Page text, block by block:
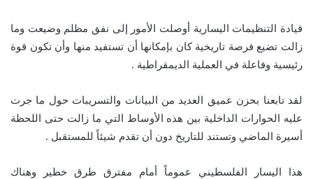
قيادة التنظيمات اليسارية أوصلت الأمور إلى نفق مظلم وضيعت وما
زالت تضيع فرصة تاريخية كان بإمكانها أن تستفيد منها وأن تكون قوة
رئيسية وفاعلة في العملية الديمقراطية .
لقد تابعنا بحزن عميق العديد من البيانات والتسريبات حول ما جرت
عليه الحوارات الداخلية بين هذه الأوساط التي ما زالت حتى اللحظة
أسيرة الماضي وتستند للتاريخ دون أن تقدم شيئاً للمستقبل .
هذا اليسار الفلسطيني عموماً أمام مفترق طرق خطير وهناك